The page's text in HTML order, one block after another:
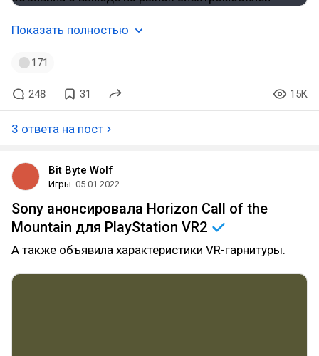
Показать полностью
171
248 31 15K
3 ответа на пост
Bit Byte Wolf
Игры 05.01.2022
Sony анонсировала Horizon Call of the
Mountain для PlayStation VR2
А также объявила характеристики VR-гарнитуры.